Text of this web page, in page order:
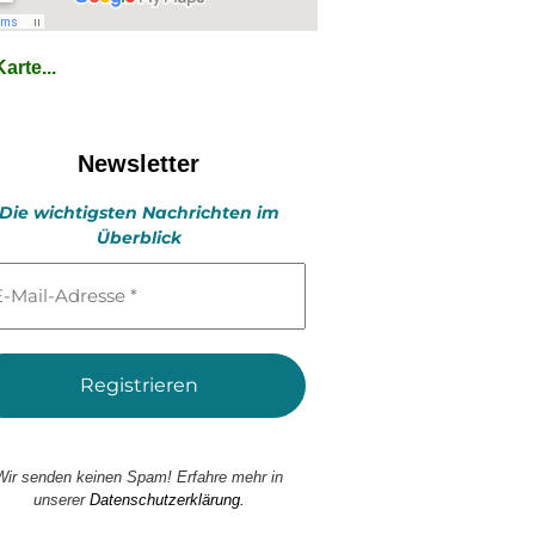
Newsletter
Die wichtigsten Nachrichten im
Überblick
senden keinen Spam! Erfahre mehr in
unserer Datenschutzerklärung.